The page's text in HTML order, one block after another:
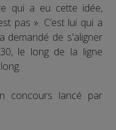
qui a eu cette idée,
pas ». C’est lui qui a
demandé de s'aligner
le long de la ligne
concours lancé par